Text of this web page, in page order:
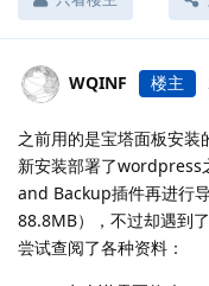
WQINF 楼主
之前用的是宝塔面板安
新安装部署了
and Backup插件再进行
88.8MB），不过却遇到
尝试查阅了各种资料：